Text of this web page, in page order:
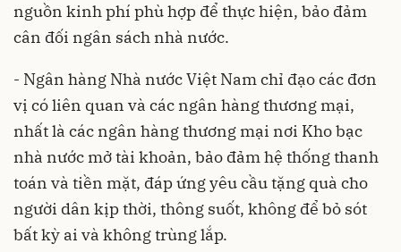
nguồn kinh phí phù hợp để thực hiện, bảo đảm
cân đối ngân sách nhà nước.
- Ngân hàng Nhà nước Việt Nam chỉ đạo các đơn
vị có liên quan và các ngân hàng thương mại,
nhất là các ngân hàng thương mại nơi Kho bạc
nhà nước mở tài khoản, bảo đảm hệ thống thanh
toán và tiền mặt, đáp ứng yêu cầu tặng quà cho
người dân kịp thời, thông suốt, không để bỏ sót
bất kỳ ai và không trùng lắp.